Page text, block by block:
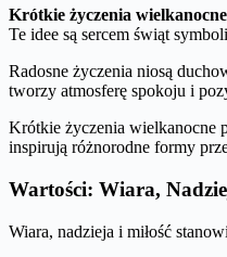
Krótkie życzenia wielkanocne
Te idee są sercem świąt
Radosne życzenia niosą
tworzy atmosferę spokoju i
Krótkie życzenia wielkanocne
inspirują różnorodne formy
Wartości: Wiara,
Wiara, nadzieja i miłość